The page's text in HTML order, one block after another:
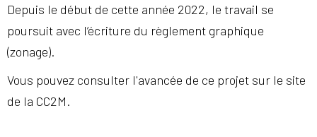
Depuis le début de cette année 2022, le travail se
poursuit avec l’écriture du règlement graphique
(zonage).
Vous pouvez consulter l'avancée de ce projet sur le site
de la CC2M.